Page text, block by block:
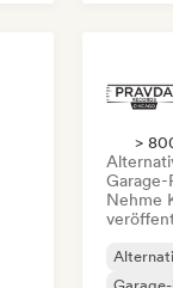
>
Garage-
Nehme